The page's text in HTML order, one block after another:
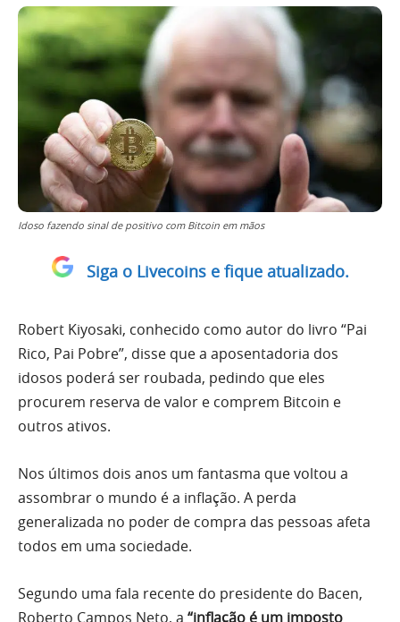
Idoso fazendo sinal de positivo com Bitcoin em mãos
Siga o Livecoins e fique atualizado.
Robert Kiyosaki, conhecido como autor do livro “Pai
Rico, Pai Pobre”, disse que a aposentadoria dos
idosos poderá ser roubada, pedindo que eles
procurem reserva de valor e comprem Bitcoin e
outros ativos.
Nos últimos dois anos um fantasma que voltou a
assombrar o mundo é a inflação. A perda
generalizada no poder de compra das pessoas afeta
todos em uma sociedade.
Segundo uma fala recente do presidente do Bacen,
Roberto Campos Neto, a “inflação é um imposto